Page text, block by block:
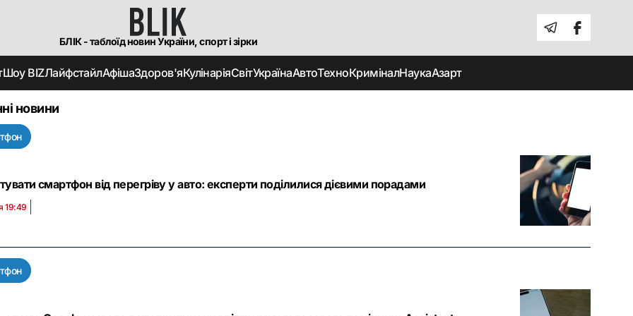
БЛІК - таблоїд новин України, спорт і зірки
Шоу BIZЛайфстайлАфішаЗдоров'яКулінаріяСвітУкраїнаАвтоТехноКриміналНаукаАзарт
новини
смартфон від перегріву у авто: експерти поділилися дієвими порадами
19:49